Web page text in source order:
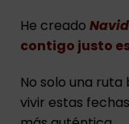
He creado
contigo justo
No solo una
vivir estas